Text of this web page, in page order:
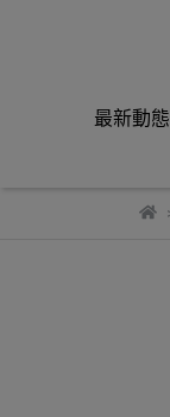
最新動態